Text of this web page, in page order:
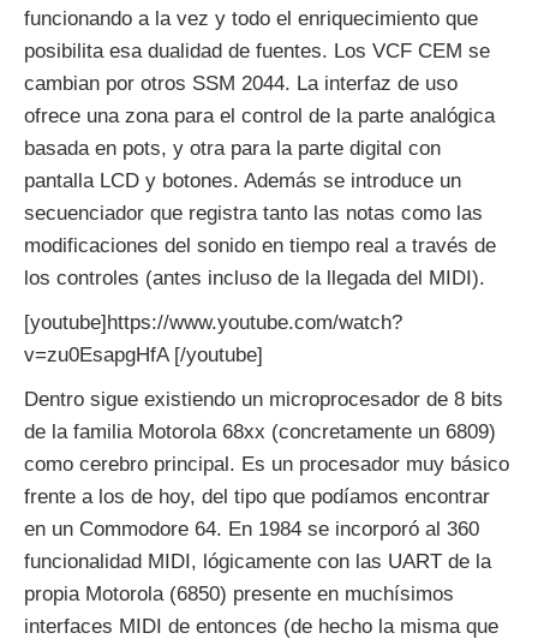
funcionando a la vez y todo el enriquecimiento que
posibilita esa dualidad de fuentes. Los VCF CEM se
cambian por otros SSM 2044. La interfaz de uso
ofrece una zona para el control de la parte analógica
basada en pots, y otra para la parte digital con
pantalla LCD y botones. Además se introduce un
secuenciador que registra tanto las notas como las
modificaciones del sonido en tiempo real a través de
los controles (antes incluso de la llegada del MIDI).
[youtube]https://www.youtube.com/watch?
v=zu0EsapgHfA [/youtube]
Dentro sigue existiendo un microprocesador de 8 bits
de la familia Motorola 68xx (concretamente un 6809)
como cerebro principal. Es un procesador muy básico
frente a los de hoy, del tipo que podíamos encontrar
en un Commodore 64. En 1984 se incorporó al 360
funcionalidad MIDI, lógicamente con las UART de la
propia Motorola (6850) presente en muchísimos
interfaces MIDI de entonces (de hecho la misma que